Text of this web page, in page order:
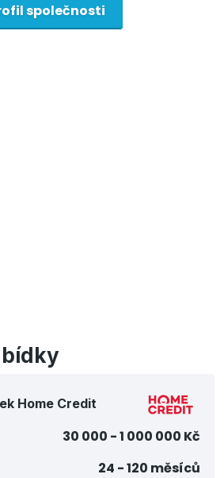
společnosti
Home Credit
30 000 - 1 000 000 Kč
24 - 120 měsíců